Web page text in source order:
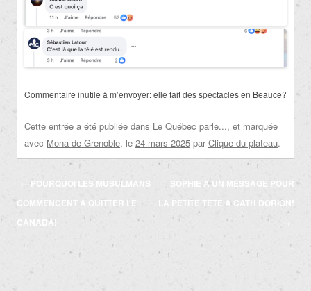
Commentaire inutile à m’envoyer: elle fait des spectacles en Beauce?
Cette entrée a été publiée dans Le Québec parle..., et marquée
avec Mona de Grenoble, le 24 mars 2025 par Clique du plateau.
Navigation
des
articles
← POURQUOI LES MUSULMANS
COMMENCENT À QUITTER LE
CANADA!
SOPHIE A UN MESSAGE POUR
LA PETITE TÊTE À CATH DORION!
→